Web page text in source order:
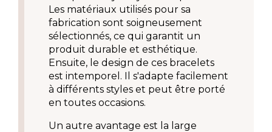
Les matériaux utilisés pour sa
fabrication sont soigneusement
sélectionnés, ce qui garantit un
produit durable et esthétique.
Ensuite, le design de ces bracelets
est intemporel. Il s'adapte facilement
à différents styles et peut être porté
en toutes occasions.
Un autre avantage est la large